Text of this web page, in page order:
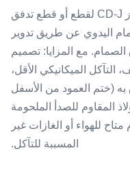
يتم استخدام دليل التفريغ الفائق الطراز CD-J لقطع أو قطع تدفق
اليدوي عن طريق تدوير
الصمام. مع المزايا: تصميم
التآكل الميكانيكي الأقل،
به (ختم العمود من الأسفل
المقاوم للصدأ الملحومة
للهواء أو الغازات غير
المسببة للتآكل.